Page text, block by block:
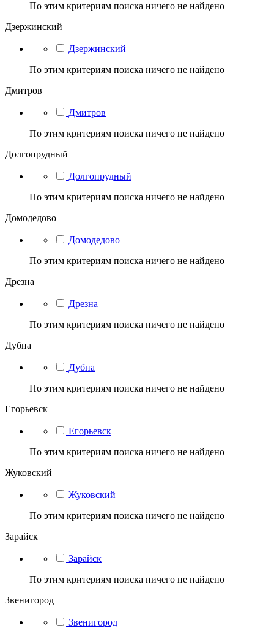
По этим критериям поиска ничего не найдено
Дзержинский
Дзержинский
По этим критериям поиска ничего не найдено
Дмитров
Дмитров
По этим критериям поиска ничего не найдено
Долгопрудный
Долгопрудный
По этим критериям поиска ничего не найдено
Домодедово
Домодедово
По этим критериям поиска ничего не найдено
Дрезна
Дрезна
По этим критериям поиска ничего не найдено
Дубна
Дубна
По этим критериям поиска ничего не найдено
Егорьевск
Егорьевск
По этим критериям поиска ничего не найдено
Жуковский
Жуковский
По этим критериям поиска ничего не найдено
Зарайск
Зарайск
По этим критериям поиска ничего не найдено
Звенигород
Звенигород